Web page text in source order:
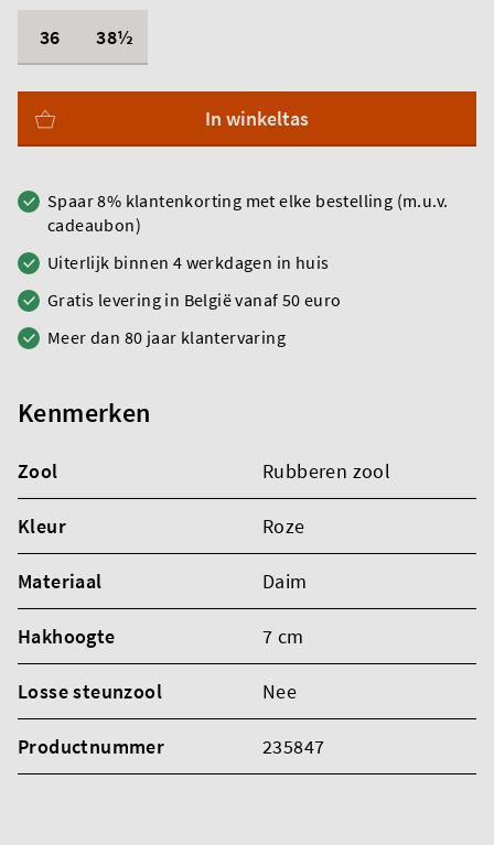
36
38½
In winkeltas
Spaar 8% klantenkorting met elke bestelling (m.u.v.
cadeaubon)
Uiterlijk binnen 4 werkdagen in huis
Gratis levering in België vanaf 50 euro
Meer dan 80 jaar klantervaring
Kenmerken
Zool Rubberen zool
Kleur Roze
Materiaal Daim
Hakhoogte 7 cm
Losse steunzool Nee
Productnummer 235847